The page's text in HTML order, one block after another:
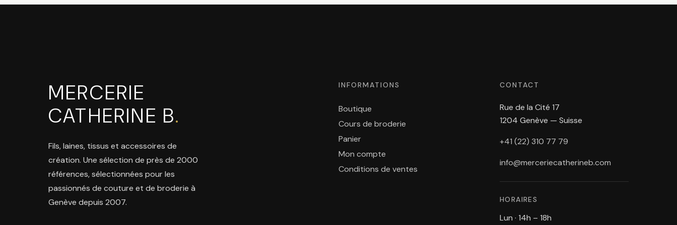
MERCERIE
CATHERINE B.
Fils, laines, tissus et accessoires de
création. Une sélection de près de 2000
références, sélectionnées pour les
passionnés de couture et de broderie à
Genève depuis 2007.
INFORMATIONS
Boutique
Cours de broderie
Panier
Mon compte
Conditions de ventes
CONTACT
Rue de la Cité 17
1204 Genève — Suisse
+41 (22) 310 77 79
info@merceriecatherineb.com
HORAIRES
Lun · 14h – 18h